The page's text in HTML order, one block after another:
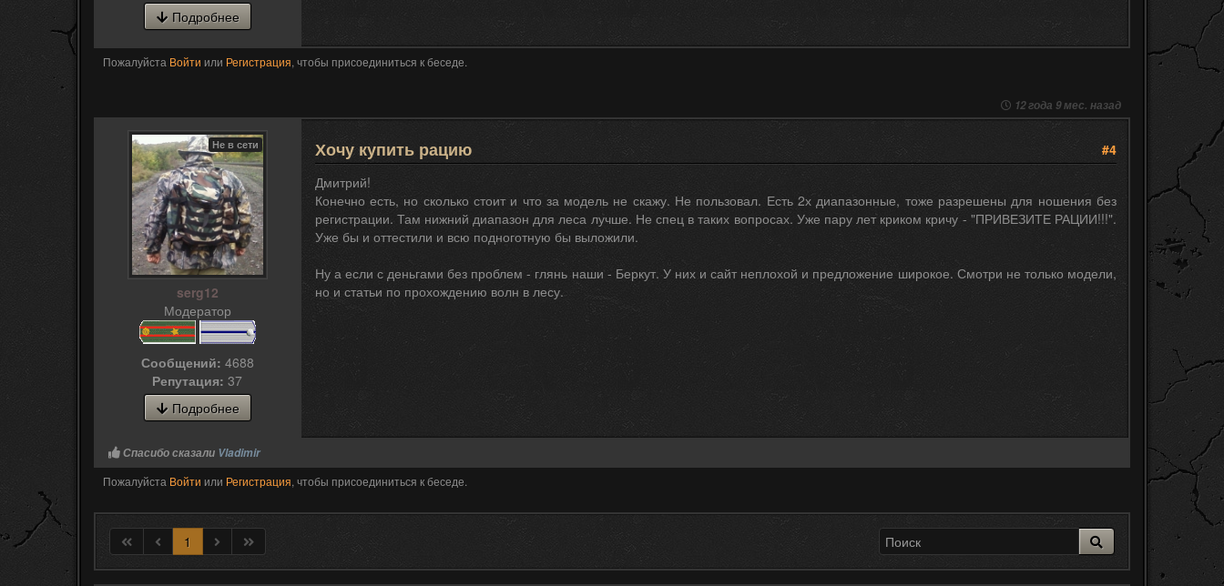
Подробнее
Пожалуйста Войти или Регистрация, чтобы присоединиться к беседе.
12 года 9 мес. назад
Не в сети
serg12
Модератор
Сообщений: 4688
Репутация: 37
Подробнее
Хочу купить рацию
#4
Дмитрий!
Конечно есть, но сколько стоит и что за модель не скажу. Не пользовал. Есть 2х диапазонные, тоже разрешены для ношения без
регистрации. Там нижний диапазон для леса лучше. Не спец в таких вопросах. Уже пару лет криком кричу - "ПРИВЕЗИТЕ РАЦИИ!!!".
Уже бы и оттестили и всю подноготную бы выложили.
Ну а если с деньгами без проблем - глянь наши - Беркут. У них и сайт неплохой и предложение широкое. Смотри не только модели,
но и статьи по прохождению волн в лесу.
Спасибо сказали Vladimir
Пожалуйста Войти или Регистрация, чтобы присоединиться к беседе.
1